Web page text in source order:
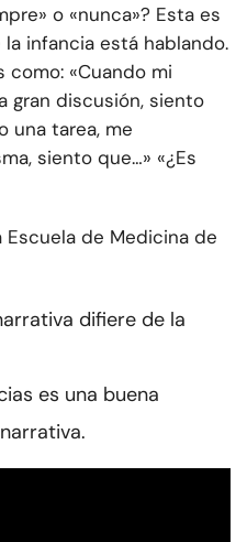
o «nunca»? Esta es
infancia está hablando.
«Cuando mi
gran discusión, siento
una tarea, me
siento que…» «¿Es
de Medicina de
difiere de la
es una buena